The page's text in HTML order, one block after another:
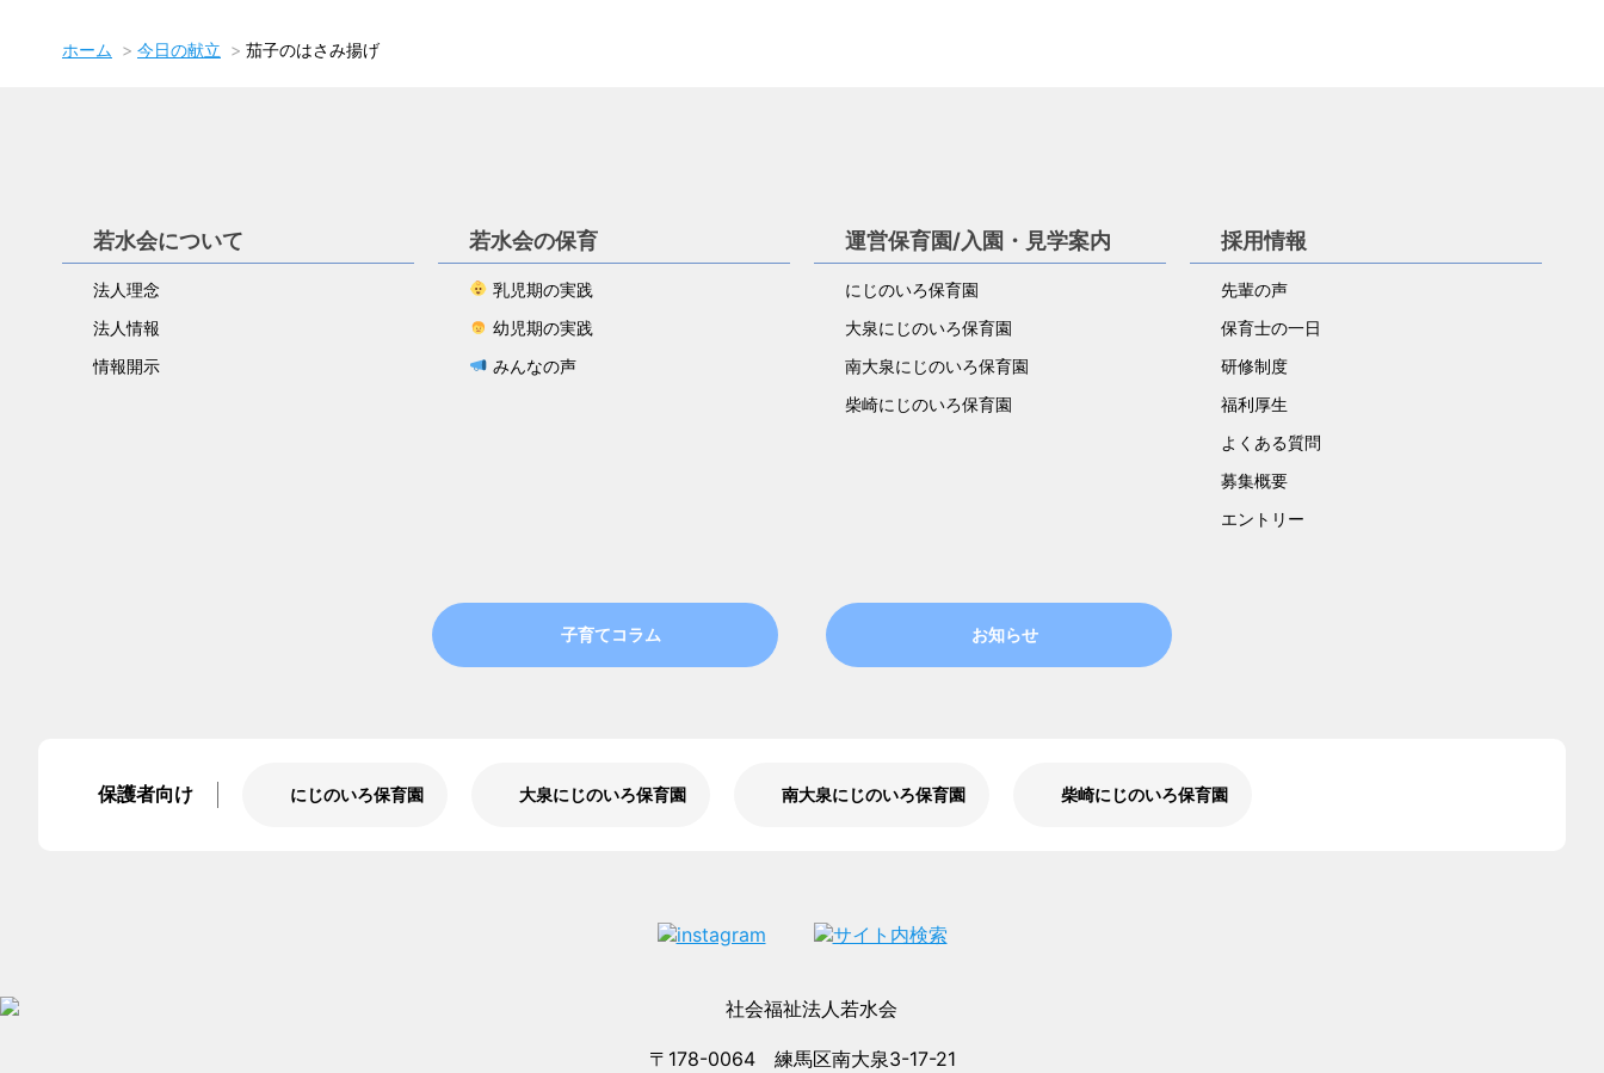
ホーム 今日の献立 茄子のはさみ揚げ
若水会について
法人理念
法人情報
情報開示
若水会の保育
乳児期の実践
幼児期の実践
みんなの声
運営保育園/入園・見学案内
にじのいろ保育園
大泉にじのいろ保育園
南大泉にじのいろ保育園
柴崎にじのいろ保育園
採用情報
先輩の声
保育士の一日
研修制度
福利厚生
よくある質問
募集概要
エントリー
子育てコラム お知らせ
保護者向け にじのいろ保育園 大泉にじのいろ保育園 南大泉にじのいろ保育園 柴崎にじのいろ保育園
〒178-0064 練馬区南大泉3-17-21